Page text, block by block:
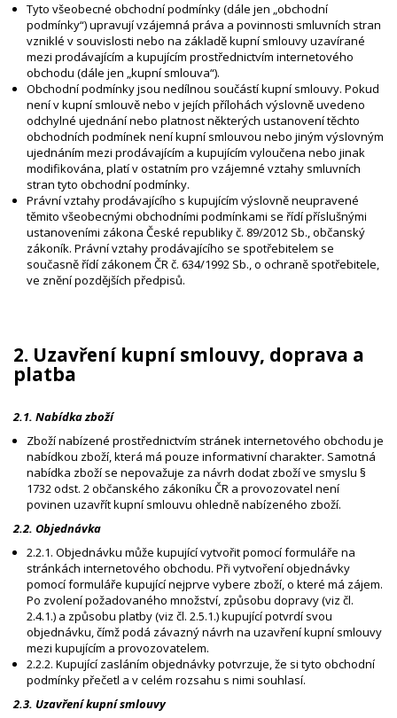
Tyto všeobecné obchodní podmínky (dále jen „obchodní
podmínky“) upravují vzájemná práva a povinnosti smluvních stran
vzniklé v souvislosti nebo na základě kupní smlouvy uzavírané
mezi prodávajícím a kupujícím prostřednictvím internetového
obchodu (dále jen „kupní smlouva“).
Obchodní podmínky jsou nedílnou součástí kupní smlouvy. Pokud
není v kupní smlouvě nebo v jejích přílohách výslovně uvedeno
odchylné ujednání nebo platnost některých ustanovení těchto
obchodních podmínek není kupní smlouvou nebo jiným výslovným
ujednáním mezi prodávajícím a kupujícím vyloučena nebo jinak
modifikována, platí v ostatním pro vzájemné vztahy smluvních
stran tyto obchodní podmínky.
Právní vztahy prodávajícího s kupujícím výslovně neupravené
těmito všeobecnými obchodními podmínkami se řídí příslušnými
ustanoveními zákona České republiky č. 89/2012 Sb., občanský
zákoník. Právní vztahy prodávajícího se spotřebitelem se
současně řídí zákonem ČR č. 634/1992 Sb., o ochraně spotřebitele,
ve znění pozdějších předpisů.
2. Uzavření kupní smlouvy, doprava a
platba
2.1. Nabídka zboží
Zboží nabízené prostřednictvím stránek internetového obchodu je
nabídkou zboží, která má pouze informativní charakter. Samotná
nabídka zboží se nepovažuje za návrh dodat zboží ve smyslu §
1732 odst. 2 občanského zákoníku ČR a provozovatel není
povinen uzavřít kupní smlouvu ohledně nabízeného zboží.
2.2. Objednávka
2.2.1. Objednávku může kupující vytvořit pomocí formuláře na
stránkách internetového obchodu. Při vytvoření objednávky
pomocí formuláře kupující nejprve vybere zboží, o které má zájem.
Po zvolení požadovaného množství, způsobu dopravy (viz čl.
2.4.1.) a způsobu platby (viz čl. 2.5.1.) kupující potvrdí svou
objednávku, čímž podá závazný návrh na uzavření kupní smlouvy
mezi kupujícím a provozovatelem.
2.2.2. Kupující zasláním objednávky potvrzuje, že si tyto obchodní
podmínky přečetl a v celém rozsahu s nimi souhlasí.
2.3. Uzavření kupní smlouvy